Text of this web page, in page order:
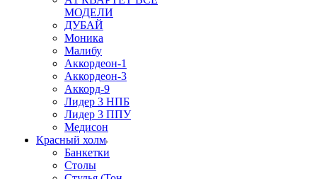
МОДЕЛИ
ДУБАЙ
Моника
Малибу
Аккордеон-1
Аккордеон-3
Аккорд-9
Лидер 3 НПБ
Лидер 3 ППУ
Медисон
Красный холм
Банкетки
Столы